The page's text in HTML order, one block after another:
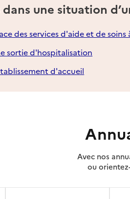
une situation
des services d'aide et de soins
sortie d'hospitalisation
d'accueil
Avec nos
ou